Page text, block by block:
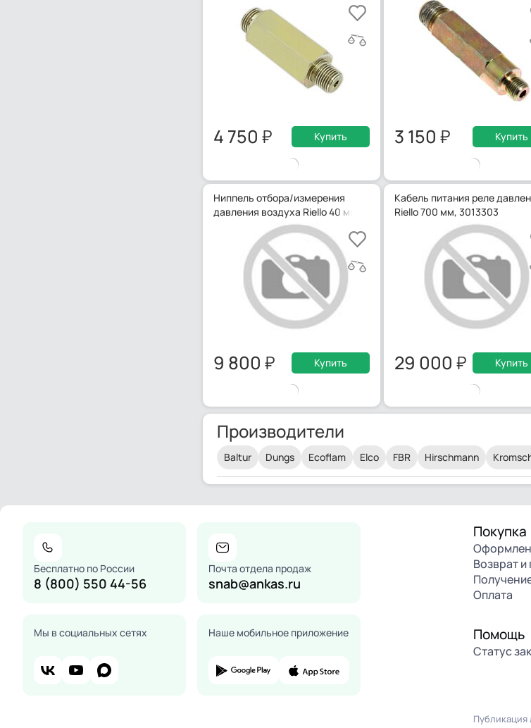
4 750 Купить 3 150 Купить
Ниппель отбора/измерения
давления воздуха Riello 40 мм, 3013896
9 800 Купить
Кабель питания реле
Riello 700 мм, 3013303
29 000 Купить
Производители
Baltur Dungs Ecoflam Elco FBR Hirschmann
Бесплатно по России
8 (800) 550 44-56
Почта отдела продаж
snab@ankas.ru
Мы в социальных сетях Наше мобильное приложение
Покупка
Возврат и
Оплата
Помощь
Статус